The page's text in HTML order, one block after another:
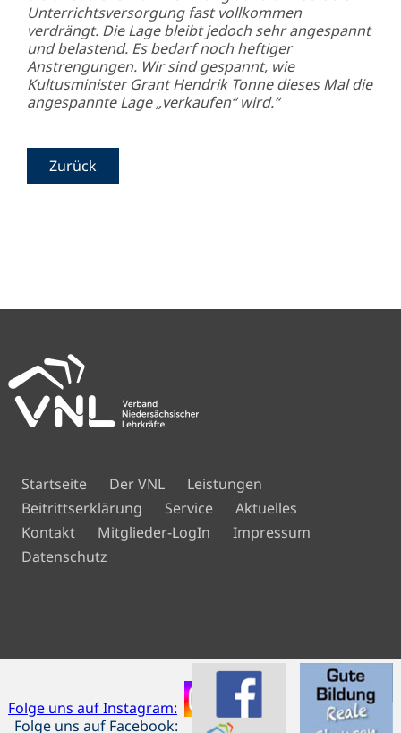
Unterrichtsversorgung fast vollkommen
verdrängt. Die Lage bleibt jedoch sehr angespannt
und belastend. Es bedarf noch heftiger
Anstrengungen. Wir sind gespannt, wie
Kultusminister Grant Hendrik Tonne dieses Mal die
angespannte Lage „verkaufen“ wird.“
Zurück
Navigation
überspringen
Startseite Der VNL
Leistungen
Beitrittserklärung
Service
Aktuelles
Navigation
überspringen
Kontakt Mitglieder-LogIn
Impressum
Datenschutz
Folge uns auf Instagram:
Folge uns auf Facebook: